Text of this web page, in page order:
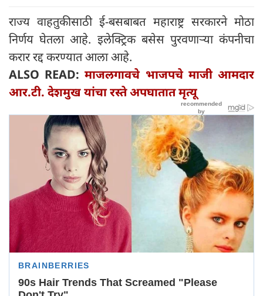
राज्य वाहतुकीसाठी ई-बसबाबत महाराष्ट्र सरकारने मोठा
निर्णय घेतला आहे. इलेक्ट्रिक बसेस पुरवणाऱ्या कंपनीचा
करार रद्द करण्यात आला आहे.
ALSO READ:माजलगावचे भाजपचे माजी आमदार
आर.टी. देशमुख यांचा रस्ते अपघातात मृत्यू